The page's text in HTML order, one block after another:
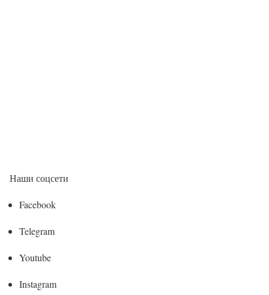
Наши соцсети
Facebook
Telegram
Youtube
Instagram